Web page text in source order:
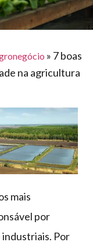
» 7 boas
na agricultura
mais
por
Por